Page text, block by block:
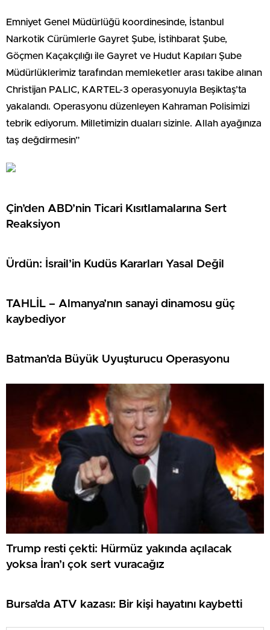
Emniyet Genel Müdürlüğü koordinesinde, İstanbul
Narkotik Cürümlerle Gayret Şube, İstihbarat Şube,
Göçmen Kaçakçılığı ile Gayret ve Hudut Kapıları Şube
Müdürlüklerimiz tarafından memleketler arası takibe alınan
Christijan PALIC, KARTEL-3 operasyonuyla Beşiktaş’ta
yakalandı. Operasyonu düzenleyen Kahraman Polisimizi
tebrik ediyorum. Milletimizin duaları sizinle. Allah ayağınıza
taş değdirmesin”
Çin’den ABD’nin Ticari Kısıtlamalarına Sert
Reaksiyon
Ürdün: İsrail’in Kudüs Kararları Yasal Değil
TAHLİL – Almanya’nın sanayi dinamosu güç
kaybediyor
Batman’da Büyük Uyuşturucu Operasyonu
Trump resti çekti: Hürmüz yakında açılacak
yoksa İran’ı çok sert vuracağız
Bursa’da ATV kazası: Bir kişi hayatını kaybetti